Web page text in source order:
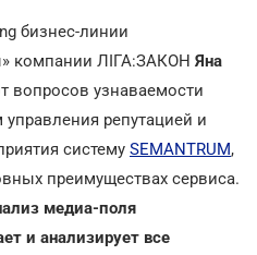
бизнес-линии
компании ЛІГА:ЗАКОН Яна
вопросов узнаваемости
репутацией и
систему SEMANTRUM,
преимуществах сервиса.
медиа-поля
и анализирует все